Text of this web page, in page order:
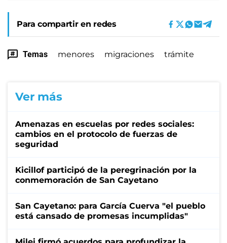
Para compartir en redes
Temas menores migraciones trámite
Ver más
Amenazas en escuelas por redes sociales:
cambios en el protocolo de fuerzas de
seguridad
Kicillof participó de la peregrinación por la
conmemoración de San Cayetano
San Cayetano: para García Cuerva "el pueblo
está cansado de promesas incumplidas"